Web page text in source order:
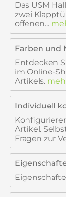
Das USM
zwei
offenen...
Farben und
Entdecken
im Online-
Artikels.
Individuell
Artikel.
Fragen zur